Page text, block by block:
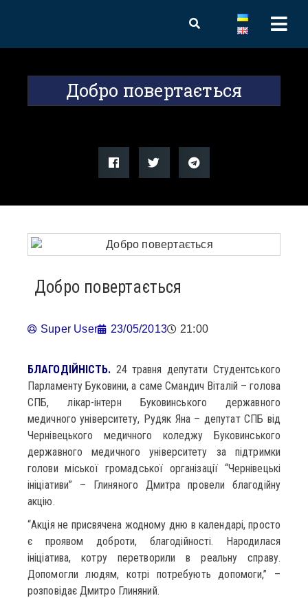
Добро повертається
Добро повертається
Super User 23/05/2013 21:00
БЛАГОДІЙНІСТЬ. 24 травня депутати Студентського
Парламенту Буковини, а саме Смандич Віталій – голова
СПБ, лікар-інтерн Буковинського державного
медичного університету, Рудяк Яна – депутат СПБ від
Чернівецького медичного коледжу Буковинського
державного медичного університету за підтримки
голови міської громадської організації “Чернівецькі
ініціативи” – Глиняного Дмитра провели благодійну
акцію.
“Акція не присвячена жодному дню в календарі, просто
є проявом доброти, благодійності. Народилася
ініціатива, котру перетворили в реальну справу.
Допомогли людям, котрі потребують допомоги,” –
розповідає Дмитро Глиняний.